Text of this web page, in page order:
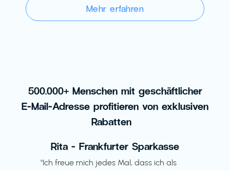
Mehr erfahren
500.000+ Menschen mit geschäftlicher
E-Mail-Adresse profitieren von exklusiven
Rabatten
Rita - Frankfurter Sparkasse
"Ich freue mich jedes Mal, dass ich als